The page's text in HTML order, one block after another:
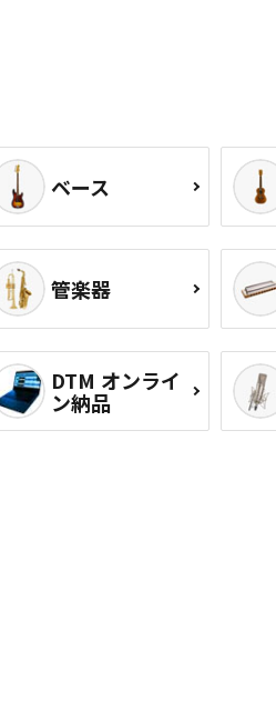
ベース
管楽器
DTM オンライ
ン納品